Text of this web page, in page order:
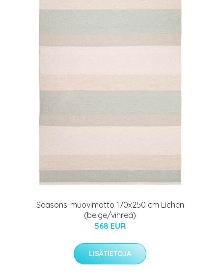
Seasons-muovimatto 170x250 cm Lichen
(beige/vihreä)
568 EUR
LISÄTIETOJA